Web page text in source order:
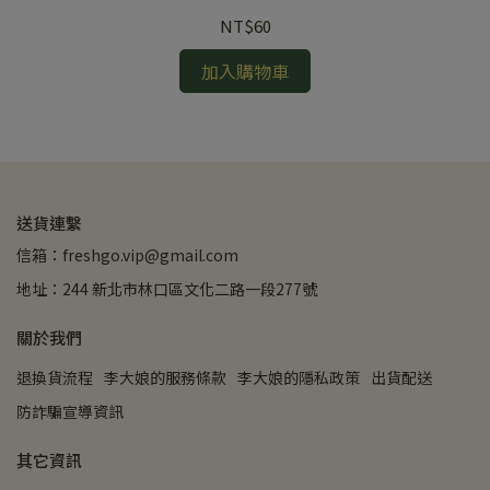
NT$60
加入購物車
送貨連繫
信箱：freshgo.vip@gmail.com
地址：244 新北市林口區文化二路一段277號
關於我們
退換貨流程 李大娘的服務條款 李大娘的隱私政策 出貨配送
防詐騙宣導資訊
其它資訊